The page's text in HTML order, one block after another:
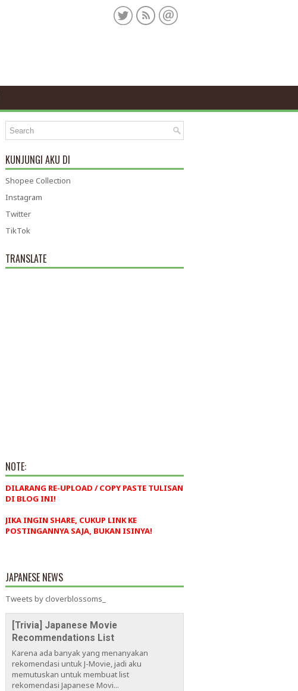
KUNJUNGI AKU DI
Shopee Collection
Instagram
Twitter
TikTok
TRANSLATE
NOTE:
DILARANG RE-UPLOAD / COPY PASTE TULISAN
DI BLOG INI!
JIKA INGIN SHARE, CUKUP LINK KE
POSTINGANNYA SAJA, BUKAN ISINYA!
JAPANESE NEWS
Tweets by cloverblossoms_
[Trivia] Japanese Movie
Recommendations List
Karena ada banyak yang menanyakan
rekomendasi untuk J-Movie, jadi aku
memutuskan untuk membuat list
rekomendasi Japanese Movi...